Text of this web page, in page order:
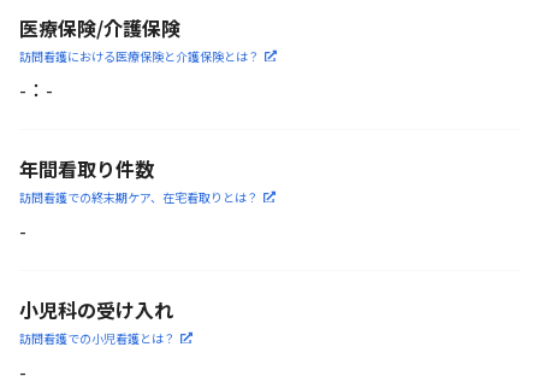
医療保険/介護保険
訪問看護における医療保険と介護保険とは？
- ： -
年間看取り件数
訪問看護での終末期ケア、 在宅看取りとは？
-
小児科の受け入れ
訪問看護での小児看護とは？
-